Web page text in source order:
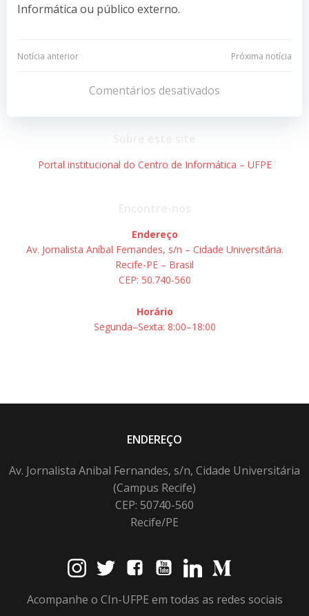
Informática ou público externo.
Navegação
Post
Notícia anterior
Navegação
de
Post
Próxima notícia
Comentários desativados
Portal institucional do Centro de Informática – UFPE
Endereço
Av. Jornalista Aníbal Fernandes, s/n – Cidade Universitária.
Recife-PE – Brasil
CEP: 50.740-560
Horário
Segunda–Sexta: 8:00–18:00
ENDEREÇO
Av. Jornalista Anibal Fernandes, s/n, Cidade Universitária
(Campus Recife)
CEP: 50740-560
Recife/PE
Acompanhe o CIn-UFPE em todas as redes sociais